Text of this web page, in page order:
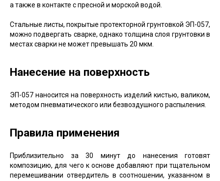
а также в контакте с пресной и морской водой.
Стальные листы, покрытые протекторной грунтовкой ЭП-057,
можно подвергать сварке, однако толщина слоя грунтовки в
местах сварки не может превышать 20 мкм.
Нанесение на поверхность
ЭП-057 наносится на поверхность изделий кистью, валиком,
методом пневматического или безвоздушного распыления.
Правила применения
Приблизительно за 30 минут до нанесения готовят
композицию, для чего к основе добавляют при тщательном
перемешивании отвердитель в соотношении, указанном в